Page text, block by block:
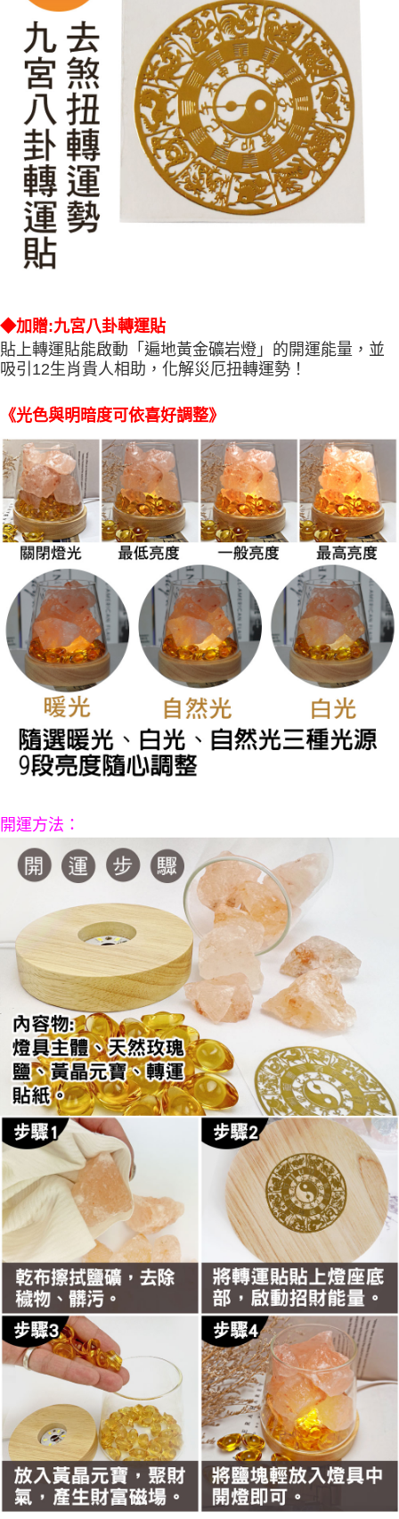
◆加贈:九宮八卦轉運貼
貼上轉運貼能啟動「遍地黃金礦岩燈」的開運能量，並
吸引12生肖貴人相助，化解災厄扭轉運勢！
《光色與明暗度可依喜好調整》
開運方法：